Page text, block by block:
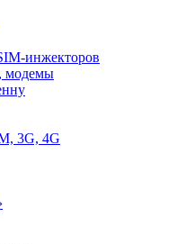
инжекторов
модемы
3G, 4G
›